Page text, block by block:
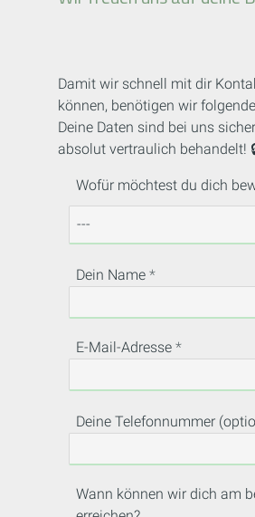
Damit wir schnell mit dir
können, benötigen wir
Deine Daten sind bei uns
absolut vertraulich behandelt!
Wofür möchtest du dich
Dein Name
E-Mail-Adresse
Deine Telefonnummer
Wann können wir dich am